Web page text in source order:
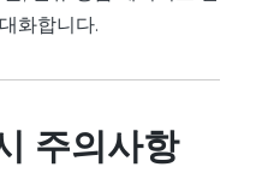
화합니다.
주의사항